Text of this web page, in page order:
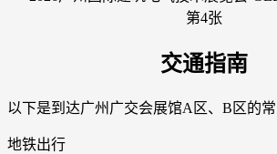
交通指南
以下是到达广州广交会展馆A区、B区的常
地铁出行